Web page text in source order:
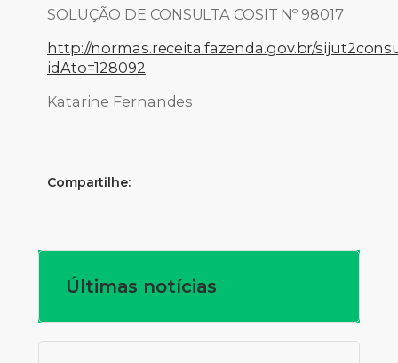
SOLUÇÃO DE CONSULTA COSIT Nº 98017
http://normas.receita.fazenda.gov.br/
idAto=128092
Katarine Fernandes
Compartilhe:
Últimas notícias